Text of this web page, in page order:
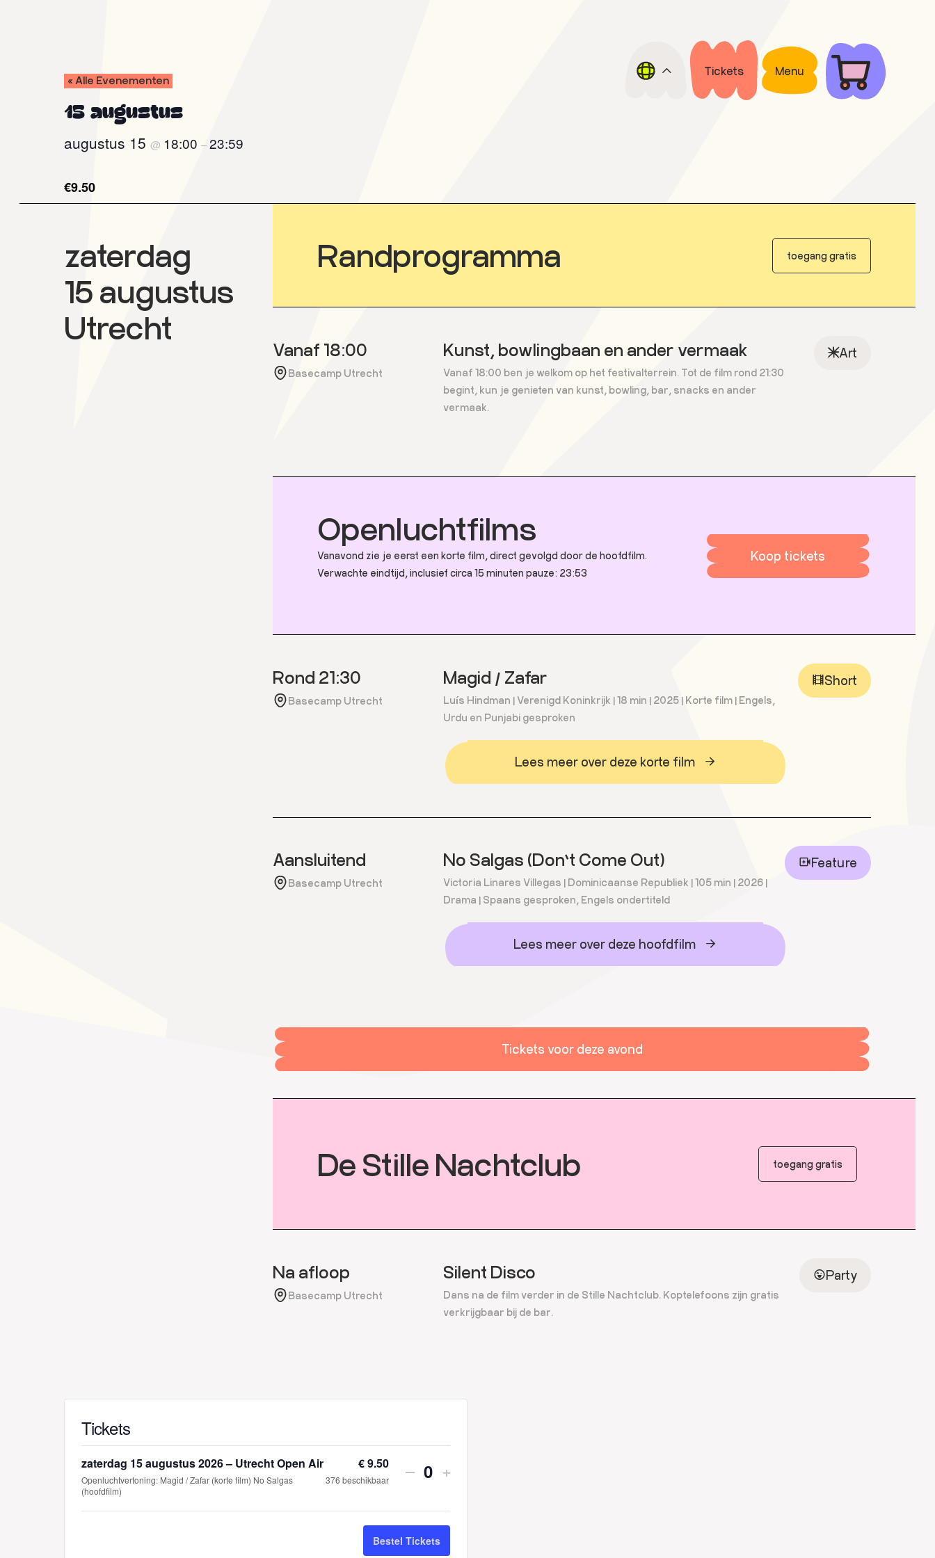
Pluk
Nacht
Open
festival
Tickets Menu
« Alle Evenementen
15 augustus
augustus 15 @ 18:00 –23:59
€9.50
zaterdag
15 augustus
Utrecht
Randprogramma toegang gratis
Art
Vanaf 18:00
Basecamp Utrecht
Kunst, bowlingbaan en ander vermaak
Vanaf 18:00 ben je welkom op het festivalterrein. Tot de film rond 21:30
begint, kun je genieten van kunst, bowling, bar, snacks en ander
vermaak.
Openluchtfilms
Vanavond zie je eerst een korte film, direct gevolgd door de hoofdfilm.
Verwachte eindtijd, inclusief circa 15 minuten pauze: 23:53
Koop tickets
Short
Rond 21:30
Basecamp Utrecht
Magid / Zafar
Luís Hindman | Verenigd Koninkrijk | 18 min | 2025 | Korte film | Engels,
Urdu en Punjabi gesproken
Lees meer over deze korte film
Feature
Aansluitend
Basecamp Utrecht
No Salgas (Don’t Come Out)
Victoria Linares Villegas | Dominicaanse Republiek | 105 min | 2026 |
Drama | Spaans gesproken, Engels ondertiteld
Lees meer over deze hoofdfilm
Tickets voor deze avond
De Stille Nachtclub toegang gratis
Party
Na afloop
Basecamp Utrecht
Silent Disco
Dans na de film verder in de Stille Nachtclub. Koptelefoons zijn gratis
verkrijgbaar bij de bar.
Tickets
zaterdag 15 augustus 2026 – Utrecht Open Air
Openluchtvertoning: Magid / Zafar (korte film) No Salgas
(hoofdfilm)
€9.50
376 beschikbaar
Verhoog
tickets
van
– H
o
e
v
Verhoog
tickets
+
Bestel Tickets